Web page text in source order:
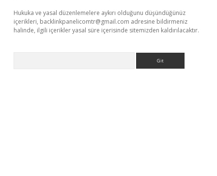
Hukuka ve yasal düzenlemelere aykırı olduğunu düşündüğünüz
içerikleri, backlinkpanelicomtr@gmail.com adresine bildirmeniz
halinde, ilgili içerikler yasal süre içerisinde sitemizden kaldırılacaktır.